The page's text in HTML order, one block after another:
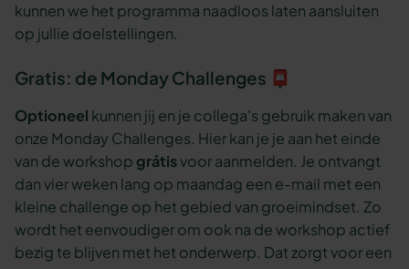
kunnen we het programma naadloos laten aansluiten
op jullie doelstellingen.
Gratis: de Monday Challenges 📮
Optioneel kunnen jij en je collega's gebruik maken van
onze Monday Challenges. Hier kan je je aan het einde
van de workshop grátisvoor aanmelden. Je ontvangt
dan vier weken lang op maandag een e-mail met een
kleine challenge op het gebied van groeimindset. Zo
wordt het eenvoudiger om ook na de workshop actief
bezig te blijven met het onderwerp. Dat zorgt voor een